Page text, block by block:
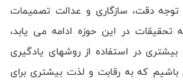
توجه دقت، سازگاری و عدالت تصمیمات
تحقیقات در این حوزه ادامه می یابد،
در استفاده از روشهای یادگیری
باشیم که به رقابت و لذت بیشتری برای